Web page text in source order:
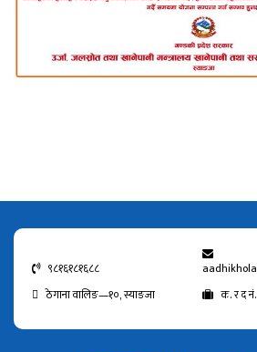
९८१६१८१६८८
ठेगाना वालिङ—१०, स्याङजा
क. र द